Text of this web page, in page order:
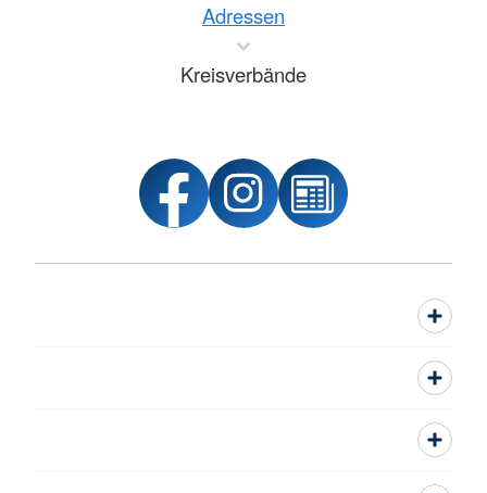
Adressen
Kreisverbände